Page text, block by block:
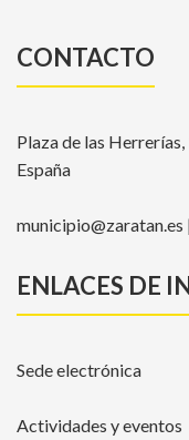
CONTACTO
Plaza de las
España
ENLACES DE
Sede electrónica
Actividades y eventos